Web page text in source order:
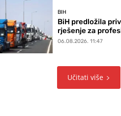
BIH
BiH predložila
rješenje za
06.08.2026. 11:47
Učitati više